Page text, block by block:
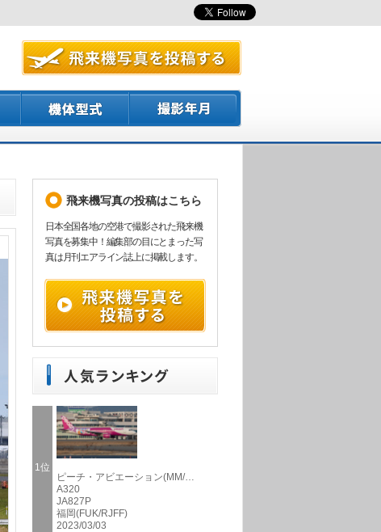
飛来機写真の投稿はこちら
日本全国各地の空港で撮影された飛来機
写真を募集中！編集部の目にとまった写
真は月刊エアライン誌上に掲載します。
1位
ピーチ・アビエーション(MM/…
A320
JA827P
福岡(FUK/RJFF)
2023/03/03